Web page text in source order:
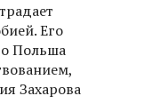
Его
Польша
Захарова